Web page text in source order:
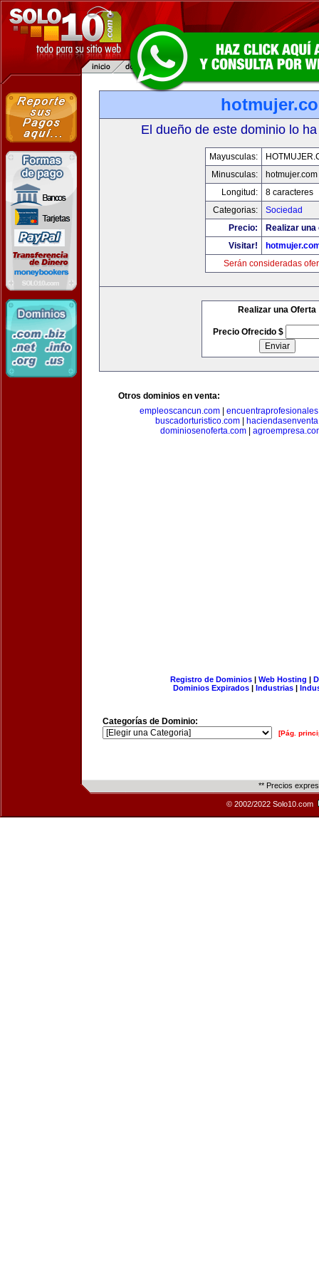
El dueño de este dominio lo
Mayusculas:
Minusculas:
hotmujer.com
Longitud:
8 caracteres
Categorias:
Sociedad
Precio:
Realizar
Visitar!
Serán consideradas
Realizar una Oferta
Precio Ofrecido $
Otros dominios en venta:
empleoscancun.com
buscadorturistico.com|
dominiosenoferta.com
Registro de Dominios| Web Hosting |
Dominios Expirados | Industrias |
Categorías de Dominio:
[Pág.
** Precios
© 2002/2022 Solo10.com